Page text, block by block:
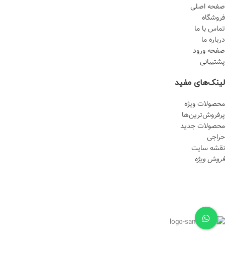
صفحه اصلی
فروشگاه
تماس با ما
درباره ما
صفحه ورود
پشتیبانی
لینک‌های مفید
محصولات ویژه
پرفروش‌‌ترین‌ها
محصولات جدید
حراجی
نقشه سایت
فروش ویژه